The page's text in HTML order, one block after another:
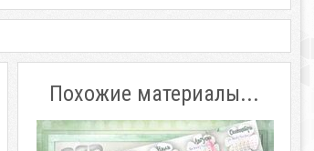
Похожие материалы...